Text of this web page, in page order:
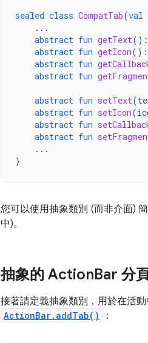
sealed class CompatTab(val
...
abstract fun getText():
abstract fun getIcon():
abstract fun
abstract fun
abstract fun setText(
abstract fun setIcon(
abstract fun
abstract fun
...
}
您可以使用抽象類別 (而非介面)
中)。
抽象的 ActionBar 分
接著請定義抽象類別，用於在活
ActionBar.addTab() ：